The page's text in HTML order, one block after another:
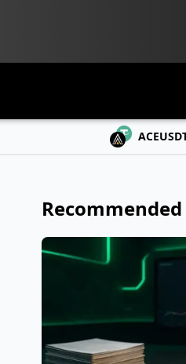
ACEUSDT 0.138